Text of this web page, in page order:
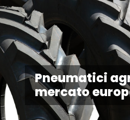
Pneumatici
mercato